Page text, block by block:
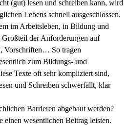
(gut) lesen und schreiben kann, wird
Lebens schnell ausgeschlossen.
im Arbeitsleben, in Bildung und
der Anforderungen auf
Vorschriften… So tragen
zum Bildungs- und
Texte oft sehr kompliziert sind,
und Schreiben schwerfällt, klar
Barrieren abgebaut werden?
einen wesentlichen Beitrag leisten.